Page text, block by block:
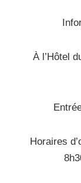
À l’Hôtel
Horaires